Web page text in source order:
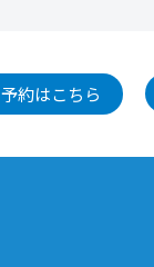
予約はこちら